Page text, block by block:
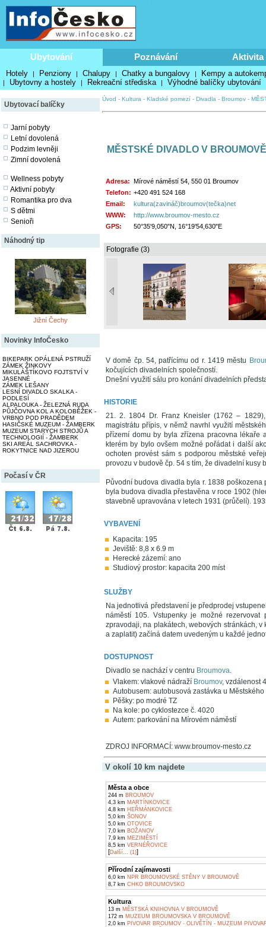
Ubytování Poznávání Aktivita
Hotely | Penziony | Chalupy | Chatky a bungalovy | Kempy a
| Ubytovny a hostely | Rekreační střediska | Výhodné balíčky ubytování
Ubytovací balíčky
Jarní pobyty
Letní dovolená
Podzim levněji
Zimní dovolená
Wellness pobyty
Aktivní pobyty
Romantika pro dva
S dětmi
Senioři
Náhodný tip
Jižní Čechy
Novinky InfoČesko
BIKEPARK OPÁLENÁ PSTRUŽÍ
ZÁMEK ŽINKOVY
MIKULÁŠTÍKOVO FOJTSTVÍ V
JASENNÉ
ZÁMEK LEŠANY
LESNÍ DIVADLO SKALKA -
PODLESÍ
ALPALOUKA - ŽELEZNÁ RUDA
PŮJČOVNA KOL A KOLOBĚŽEK -
VRBNO POD PRADĚDEM
HASIČSKÉ MUZEUM - ŽAMBERK
MUZEUM STARÝCH STROJŮ A
TECHNOLOGIÍ - ŽAMBERK
SKI AREÁL SACHROVKA -
ROKYTNICE NAD JIZEROU
Počasí v ČR
Úvod - Kultura - Kladské pomezí - Divadla - Broumov -
MĚSTSKÉ DIVADLO V BROUMOVĚ
Adresa: Mírové náměstí 54, 550 01 Broumov
Telefon: +420 491 524 168
Email:
kultura(zavináč)broumov(tečka)net
WWW:
http://www.broumov-mesto.cz
GPS:
50°35'9,050"N, 16°19'54,630"E
Fotografie (3)
V domě čp. 54, patřícímu od r. 1419 městu
kočujících divadelních společností.
Dnešní využití sálu pro konání divadelních
HISTORIE
21. 2. 1804 Dr. Franz Kneisler (1762 –
magistrátu přípis, v němž navrhl využití
přízemí domu by byla zřízena pracovna lékaře
kterém by bylo ovšem možné pořádat i další
ochoten provést sám s podporou městské
provozu v budově čp. 54 s tím, že divadelní kusy
Původní budova divadla byla r. 1838
byla budova divadla přestavěna v roce 1902
stavebně upravována v letech 1931 (průčelí).
VYBAVENÍ
Kapacita: 195
Jeviště: 8,8 x 6.9 m
Herecké zázemí: ano
Studiový prostor: kapacita 200 míst
SLUŽBY
Na jednotlivá představení je předprodej
náměstí 105. Vstupenky je možné
zpravodaji, na plakátech, webových stránkách,
a zaplatit) začíná datem uvedeným u každé
DOSTUPNOST
Divadlo se nachází v centru Broumova.
Vlakem: vlakové nádraží Broumov, vzdálenost
Autobusem: autobusová zastávka u
Pěšky: po modré TZ
Na kole: po cyklostezce č. 4020
Autem: parkování na Mírovém náměstí
ZDROJ INFORMACÍ: www.broumov-mesto.cz
V okolí 10 km najdete
Města a obce
244 m BROUMOV
4,3 km MARTÍNKOVICE
4,8 km HEŘMÁNKOVICE
5,0 km ŠONOV
5,0 km OTOVICE
7,0 km BOŽANOV
7,9 km MEZIMĚSTÍ
8,5 km VERNÉŘOVICE
[Další... (1)]
Přírodní zajímavosti
6,0 km NPR BROUMOVSKÉ STĚNY V BROUMOVĚ
8,7 km CHKO BROUMOVSKO
Kultura
13 m MĚSTSKÁ KNIHOVNA V BROUMOVĚ
172 m MUZEUM BROUMOVSKA V BROUMOVĚ
2,0 km PIVOVAR BROUMOV - OLIVĚTÍN - MUZEUM